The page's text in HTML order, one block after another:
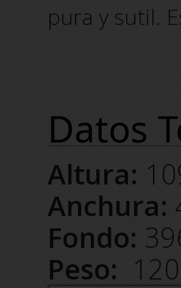
pura y sutil.
Datos
Altura:
Anchura:
Fondo:
Peso: